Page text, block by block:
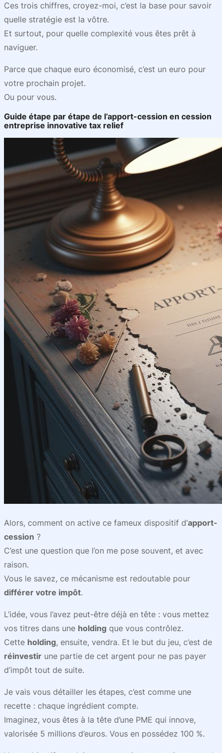
Ces trois chiffres, croyez-moi, c’est la base pour savoir
quelle stratégie est la vôtre.
Et surtout, pour quelle complexité vous êtes prêt à
naviguer.
Parce que chaque euro économisé, c’est un euro pour
votre prochain projet.
Ou pour vous.
Guide étape par étape de l’apport-cession en cession
entreprise innovative tax relief
Alors, comment on active ce fameux dispositif d’apport-
cession ?
C’est une question que l’on me pose souvent, et avec
raison.
Vous le savez, ce mécanisme est redoutable pour
différer votre impôt.
L’idée, vous l’avez peut-être déjà en tête : vous mettez
vos titres dans une holding que vous contrôlez.
Cette holding, ensuite, vendra. Et le but du jeu, c’est de
réinvestir une partie de cet argent pour ne pas payer
d’impôt tout de suite.
Je vais vous détailler les étapes, c’est comme une
recette : chaque ingrédient compte.
Imaginez, vous êtes à la tête d’une PME qui innove,
valorisée 5 millions d’euros. Vous en possédez 100 %.